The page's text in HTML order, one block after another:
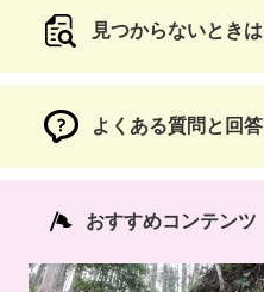
見つからないときは
よくある質問と回答
おすすめコンテンツ